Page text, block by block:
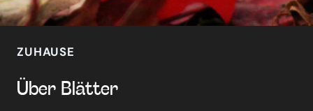
ZUHAUSE
Über Blät­ter